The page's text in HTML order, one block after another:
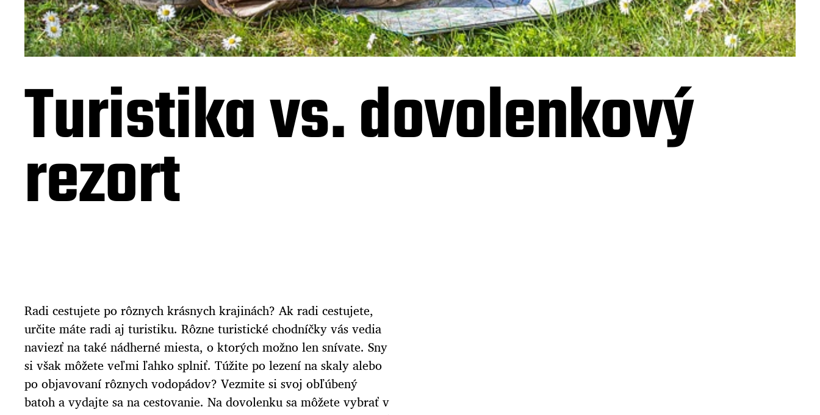
Turistika vs. dovolenkový
rezort
Radi cestujete po rôznych krásnych krajinách? Ak radi cestujete,
určite máte radi aj turistiku. Rôzne turistické chodníčky vás vedia
naviezť na také nádherné miesta, o ktorých možno len snívate. Sny
si však môžete veľmi ľahko splniť. Túžite po lezení na skaly alebo
po objavovaní rôznych vodopádov? Vezmite si svoj obľúbený
batoh a vydajte sa na cestovanie. Na dovolenku sa môžete vybrať v